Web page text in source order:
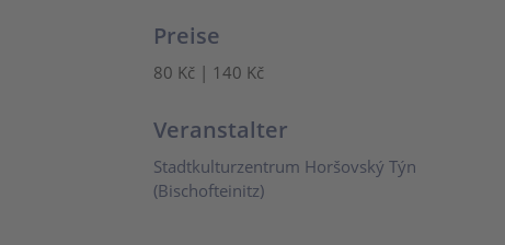
Preise
80 Kč | 140 Kč
Veranstalter
Stadtkulturzentrum Horšovský Týn
(Bischofteinitz)